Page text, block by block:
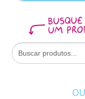
Search
for: